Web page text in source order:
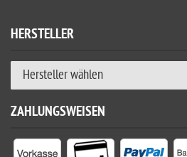
HERSTELLER
Hersteller wählen
ZAHLUNGSWEISEN